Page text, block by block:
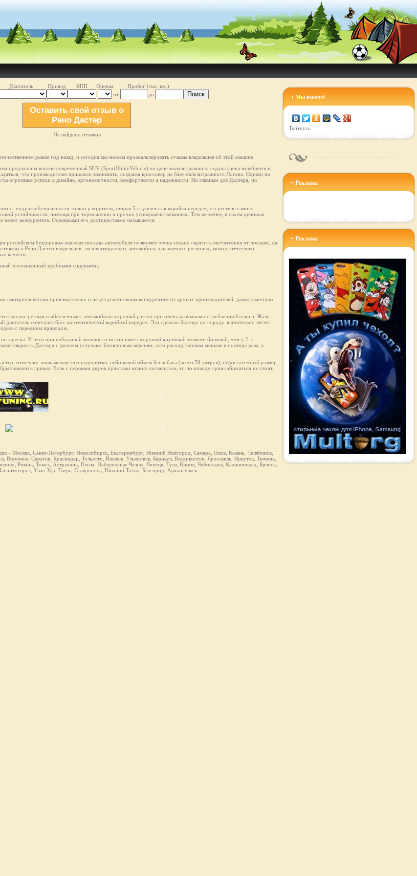
Двигатель Привод КПП Оценка Пробег (тыс. км.)
Поиск
от до
Оставить свой отзыв о
Рено Дастер
Не найдено отзывов
рынке год назад, и сегодня мы можем проанализировать отзывы владельцев об этой машине.
предложила вполне современный SUV (SportUtilityVehicle) по цене малолитражного седана (цена колеблется в
что производителю пришлось экономить, создавая кроссовер на базе малолитражного Логана. Однако по
огромные успехи в дизайне, эргономичности, комфортности и надежности. Но главным для Дастера, по
подушка безопасности только у водителя, старая 5-ступенчатая коробка передач, отсутствие самого
устойчивости, помощи при торможении и прочих усовершенствованиях. Тем не менее, в своем ценовом
имеет конкурентов. Основными его достоинствами называются:
российском бездорожье высокая посадка автомобиля позволяет очень сильно скрасить впечатления от поездки, да
о Рено Дастер владельцев, эксплуатирующих автомобиль в различных регионах, можно отчетливо
качеств;
и оснащенный удобными сиденьями;
смотрятся весьма привлекательно и не уступают своим конкурентам от других производителей, давая заметную
вполне резвым и обеспечивает автомобилю хороший разгон при очень разумном потреблении бензина. Жаль,
сочетался бы с автоматической коробкой передач. Это сделало бы езду по городу значительно легче.
с передним приводом.
интересна. У него при небольшой мощности мотор имеет хороший крутящий момент, больший, чем у 2-х
скорость Дастерa с дизелем уступают бензиновым версиям, зато расход топлива меньше в полтора раза, а
отмечают лишь мелкие его недостатки: небольшой объем бензобака (всего 50 литров), недостаточный размер
грязью. Если с первыми двумя пунктами можно согласиться, то по поводу грязи обижаться не стоит,
- Москва, Санкт-Петербург, Новосибирск, Екатеринбург, Нижний Новгород, Самара, Омск, Казань, Челябинск,
Воронеж, Саратов, Краснодар, Тольятти, Ижевск, Ульяновск, Барнаул, Владивосток, Ярославль, Иркутск, Тюмень,
Рязань, Томск, Астрахань, Пенза, Набережные Челны, Липецк, Тула, Киров, Чебоксары, Калининград, Брянск,
Улан-Удэ, Тверь, Ставрополь, Нижний Тагил, Белгород, Архангельск
Мы вместе!
Твитнуть
Реклама
Реклама